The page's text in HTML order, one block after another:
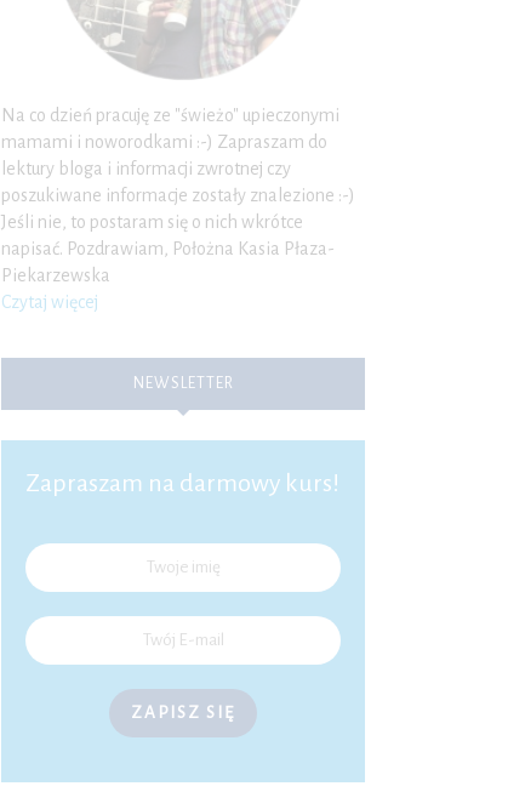
Na co dzień pracuję ze "świeżo" upieczonymi
mamami i noworodkami :-) Zapraszam do
lektury bloga i informacji zwrotnej czy
poszukiwane informacje zostały znalezione :-)
Jeśli nie, to postaram się o nich wkrótce
napisać. Pozdrawiam, Położna Kasia Płaza-
Piekarzewska
Czytaj więcej
NEWSLETTER
Zapraszam na darmowy kurs!
ZAPISZ SIĘ